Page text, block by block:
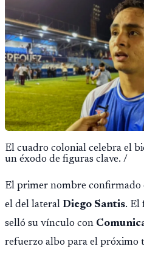
El cuadro colonial celebra el
un éxodo de figuras clave. /
El primer nombre confirmado
el del lateral Diego Santis. El
selló su vínculo con
refuerzo albo para el próximo